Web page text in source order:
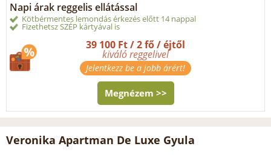
Napi árak reggelis ellátással
Kötbérmentes lemondás érkezés előtt 14 nappal
Fizethetsz SZÉP kártyával is
39 100 Ft / 2 fő / éjtől
kiváló reggelivel
Jelentkezz be a jobb árért!
Megnézem >>
Veronika Apartman De Luxe Gyula